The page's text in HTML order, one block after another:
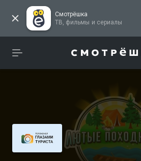
Смотрёшка
ТВ, фильмы и сериалы